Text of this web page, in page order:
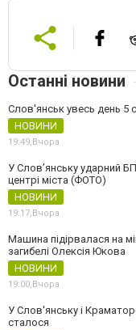
Останні новини
Слов'янськ увесь день 5
НОВИНИ
19:49,Вчора
У Слов’янську ударний
центрі міста (ФОТО)
НОВИНИ
19:17,Вчора
Машина підірвалася на
загибелі Олексія Юкова
НОВИНИ
19:00,Вчора
У Слов'янську і
сталося